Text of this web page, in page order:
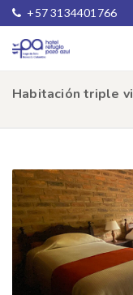
+57 3134401766
Habitación triple